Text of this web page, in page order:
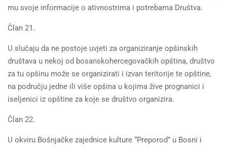
mu svoje informacije o ativnostrima i potrebama Društva.
Član 21.
U slučaju da ne postoje uvjeti za organiziranje opšinskih
društava u nekoj od bosanskohercegovačkih opština, društvo
za tu opšinu može se organizirati i izvan teritorije te opštine,
na području jedne ili više opšina u kojima žive prognanici i
iseljenici iz opštine za koje se društvo organizira.
Član 22.
U okviru Bošnjačke zajednice kulture “Preporod” u Bosni i